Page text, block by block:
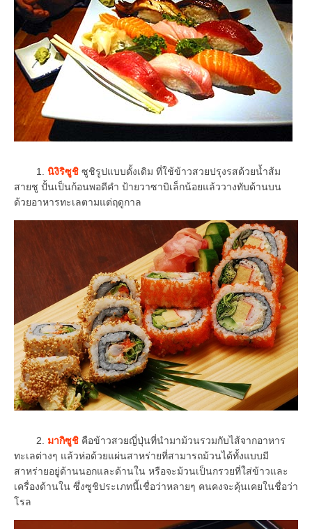
1. นิงิริซูชิ ซูชิรูปแบบดั้งเดิม ที่ใช้ข้าวสวยปรุงรสด้วยน้ำส้ม
สายชู ปั้นเป็นก้อนพอดีคำ ป้ายวาซาบิเล็กน้อยแล้ววางทับด้านบน
ด้วยอาหารทะเลตามแต่ฤดูกาล
2. มากิซูชิ คือข้าวสวยญี่ปุ่นที่นำมาม้วนรวมกับไส้จากอาหาร
ทะเลต่างๆ แล้วห่อด้วยแผ่นสาหร่ายที่สามารถม้วนได้ทั้งแบบมี
สาหร่ายอยู่ด้านนอกและด้านใน หรือจะม้วนเป็นกรวยที่ใส่ข้าวและ
เครื่องด้านใน ซึ่งซูชิประเภทนี้เชื่อว่าหลายๆ คนคงจะคุ้นเคยในชื่อว่า
โรล